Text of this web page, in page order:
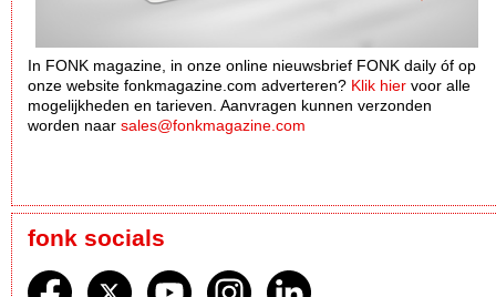
In FONK magazine, in onze online nieuwsbrief FONK daily óf op
onze website fonkmagazine.com adverteren? Klik hier voor alle
mogelijkheden en tarieven. Aanvragen kunnen verzonden
worden naar sales@fonkmagazine.com
fonk socials